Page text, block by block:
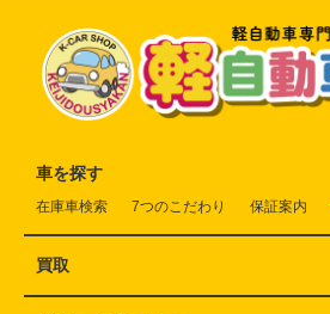
車を探す
在庫車検索 7つのこだわり 保証案内
買取